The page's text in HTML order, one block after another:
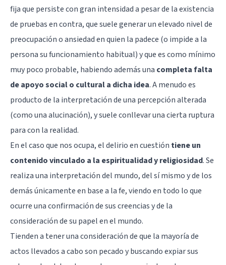
fija que persiste con gran intensidad a pesar de la existencia
de pruebas en contra, que suele generar un elevado nivel de
preocupación o ansiedad en quien la padece (o impide a la
persona su funcionamiento habitual) y que es como mínimo
muy poco probable, habiendo además una completa falta
de apoyo social o cultural a dicha idea. A menudo es
producto de la interpretación de una percepción alterada
(como una alucinación), y suele conllevar una cierta ruptura
para con la realidad.
En el caso que nos ocupa, el delirio en cuestión tiene un
contenido vinculado a la espiritualidad y religiosidad. Se
realiza una interpretación del mundo, del sí mismo y de los
demás únicamente en base a la fe, viendo en todo lo que
ocurre una confirmación de sus creencias y de la
consideración de su papel en el mundo.
Tienden a tener una consideración de que la mayoría de
actos llevados a cabo son pecado y buscando expiar sus